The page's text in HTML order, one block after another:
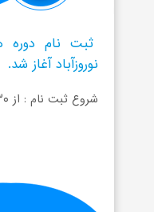
ثبت نام
نوروزآباد آغاز شد.
شروع ثبت نام : از ۱۳۹۹/۰۱/۳۰